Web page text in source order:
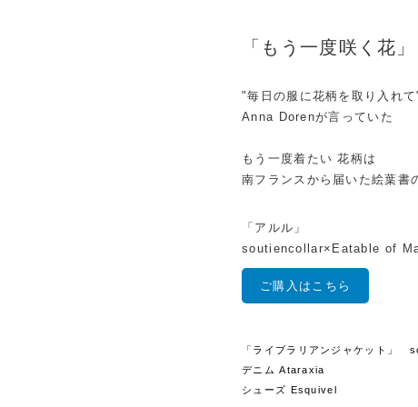
「もう一度咲く花」
"毎日の服に花柄を取り入れ
Anna Dorenが言っていた
もう一度着たい 花柄は
南フランスから届いた絵葉書
「アルル」
soutiencollar×Eatable of
ご購入はこちら
「ライブラリアンジャケット」
デニム Ataraxia
シューズ Esquivel